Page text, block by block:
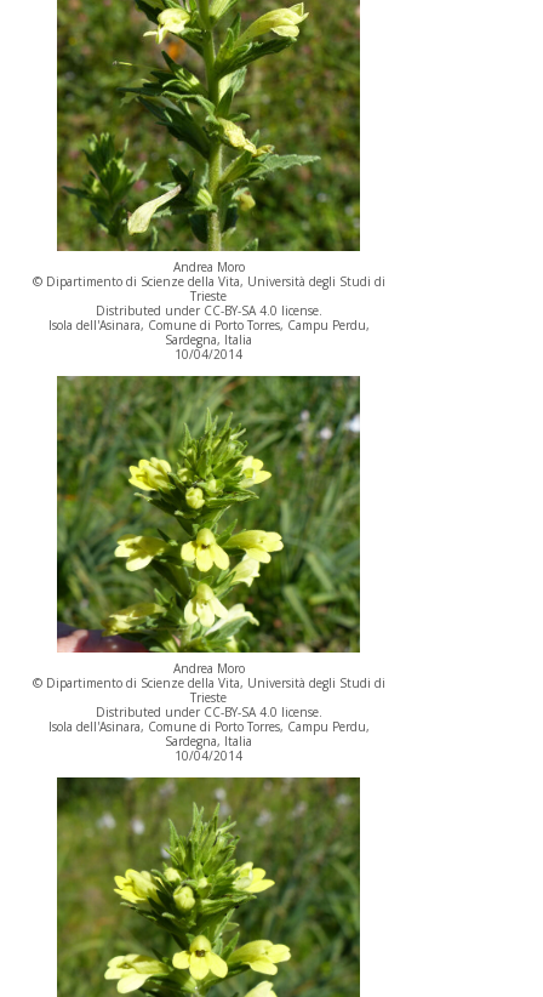
Andrea Moro
© Dipartimento di Scienze della Vita, Università degli Studi di
Trieste
Distributed under CC-BY-SA 4.0 license.
Isola dell'Asinara, Comune di Porto Torres, Campu Perdu,
Sardegna, Italia
10/04/2014
Andrea Moro
© Dipartimento di Scienze della Vita, Università degli Studi di
Trieste
Distributed under CC-BY-SA 4.0 license.
Isola dell'Asinara, Comune di Porto Torres, Campu Perdu,
Sardegna, Italia
10/04/2014